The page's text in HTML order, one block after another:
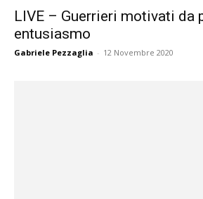
LIVE – Guerrieri motivati da
entusiasmo
Gabriele Pezzaglia - 12 Novembre 2020